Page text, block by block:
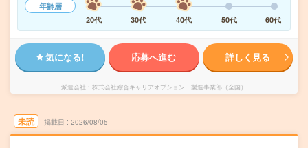
年齢層
20代
30代 40代 50代 60代
気になる! 応募へ進む 詳しく見る
派遣会社 株式会社綜合キャリアオプション 製造事業部（全国）
未読 掲載日 2026/08/05